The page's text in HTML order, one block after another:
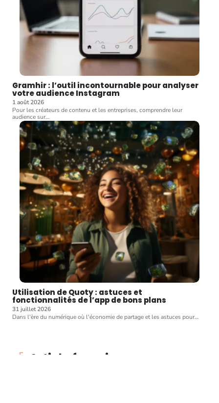
Gramhir : l’outil incontournable pour analyser
votre audience Instagram
1 août 2026
Pour les créateurs de contenu et les entreprises, comprendre leur
audience sur…
Utilisation de Quoty : astuces et
fonctionnalités de l’app de bons plans
31 juillet 2026
Dans l'ère du numérique où l'économie de partage et les astuces pour…
Article favori